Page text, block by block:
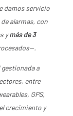
damos servicio
alarmas, con
ymás de 3
a
entre
GPS,
crecimiento y